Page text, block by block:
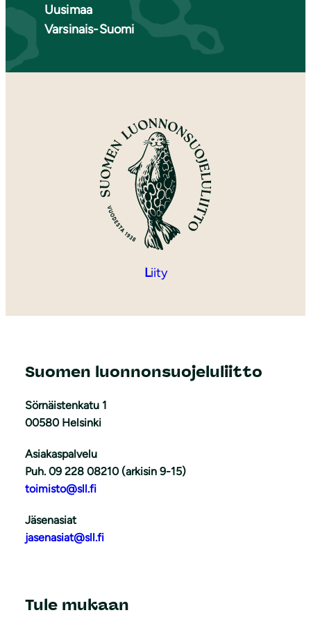
Uusimaa
Varsinais-Suomi
Liity
Suomen luonnonsuojeluliitto
Sörnäistenkatu 1
00580 Helsinki
Asiakaspalvelu
Puh. 09 228 08210 (arkisin 9-15)
toimisto@sll.fi
Jäsenasiat
jasenasiat@sll.fi
Tule mukaan